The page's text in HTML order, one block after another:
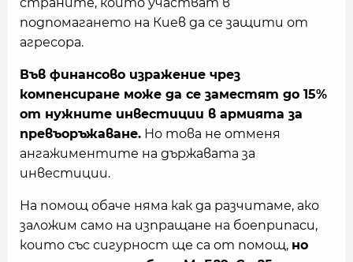
подпомагането на Киев да се защити от
агресора.
Във финансово изражение чрез
компенсиране може да се заместят до 15%
от нужните инвестиции в армията за
превъоръжаване. Но това не отменя
ангажиментите на държавата за
инвестиции.
На помощ обаче няма как да разчитаме, ако
заложим само на изпращане на боеприпаси,
които със сигурност ще са от помощ, но